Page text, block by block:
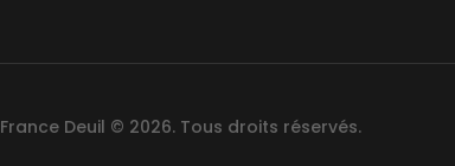
France Deuil © 2026. Tous droits réservés.